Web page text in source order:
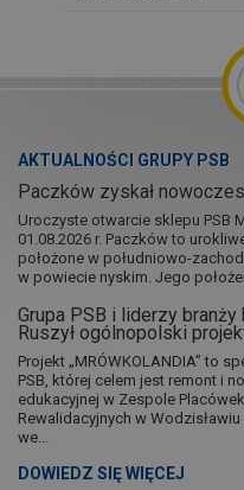
AKTUALNOŚCI GRUPY PSB
Paczków zyskał
Uroczyste otwarcie sklepu PSB
01.08.2026 r. Paczków to
położone w południowo-
w powiecie nyskim. Jego
Grupa PSB i liderzy
Ruszył ogólnopolski
Projekt „MRÓWKOLANDIA” to
PSB, której celem jest remont i
edukacyjnej w Zespole
Rewalidacyjnych w
we...
DOWIEDZ SIĘ WIĘCEJ